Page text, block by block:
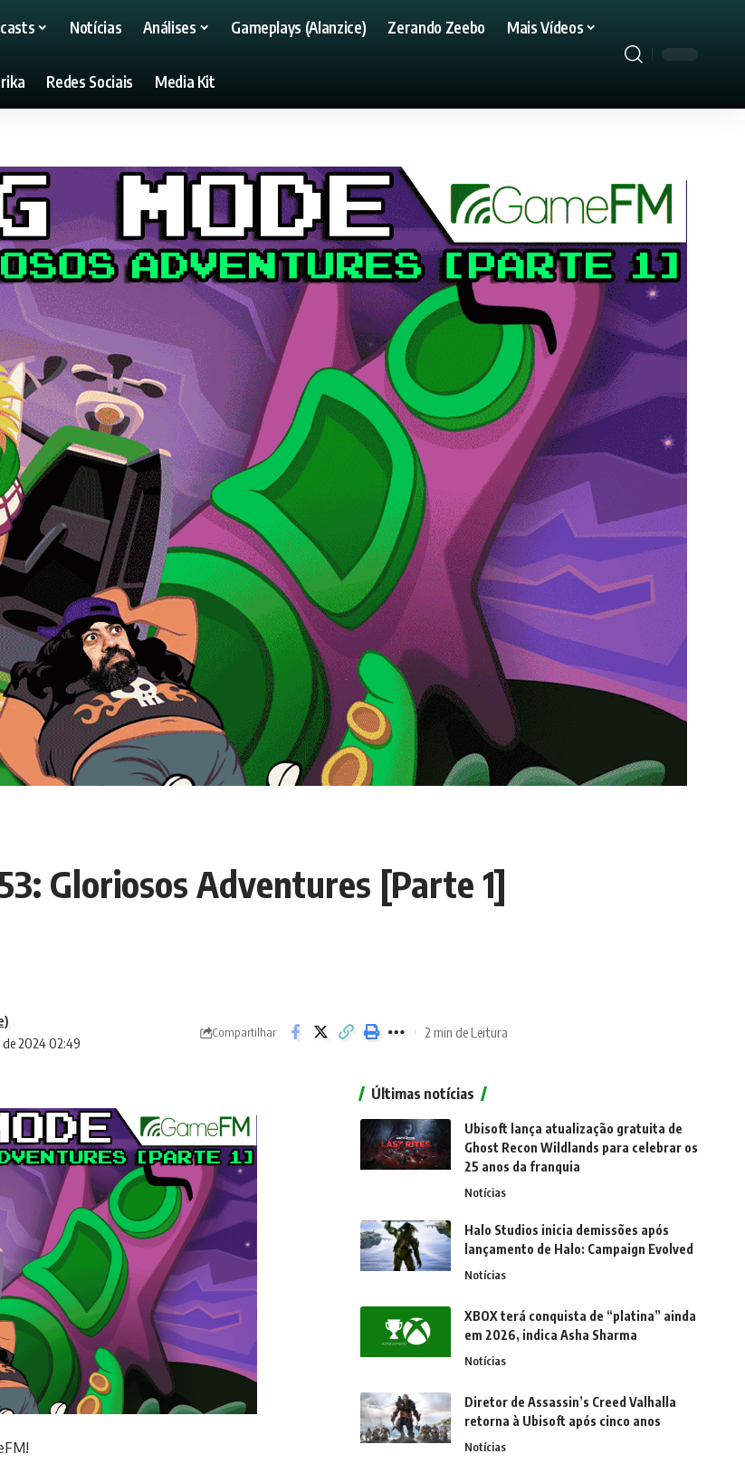
Notícias Análises Gameplays (Alanzice) Zerando Zeebo Mais Vídeos
Redes Sociais Media Kit
Gloriosos Adventures [Parte 1]
2024 02:49
Compartilhar 2 min de Leitura
Últimas notícias
Ubisoft lança atualização gratuita de
Ghost Recon Wildlands para celebrar os
25 anos da franquia
Notícias
Halo Studios inicia demissões após
lançamento de Halo: Campaign Evolved
Notícias
XBOX terá conquista de “platina” ainda
em 2026, indica Asha Sharma
Notícias
Diretor de Assassin’s Creed Valhalla
retorna à Ubisoft após cinco anos
Notícias